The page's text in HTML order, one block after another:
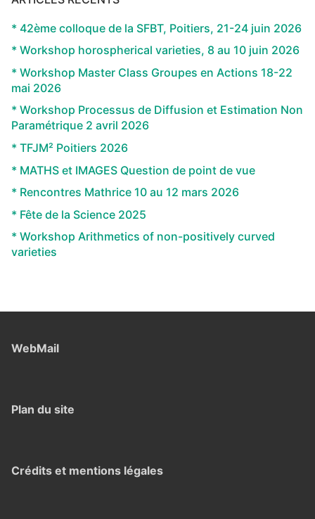
* 42ème colloque de la SFBT, Poitiers, 21-24 juin 2026
* Workshop horospherical varieties, 8 au 10 juin 2026
* Workshop Master Class Groupes en Actions 18-22
mai 2026
* Workshop Processus de Diffusion et Estimation Non
Paramétrique 2 avril 2026
* TFJM² Poitiers 2026
* MATHS et IMAGES Question de point de vue
* Rencontres Mathrice 10 au 12 mars 2026
* Fête de la Science 2025
* Workshop Arithmetics of non-positively curved
varieties
WebMail
Plan du site
Crédits et mentions légales